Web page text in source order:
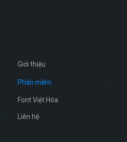
Giới thiệu
Phần mềm
Font Việt Hóa
Liên hệ